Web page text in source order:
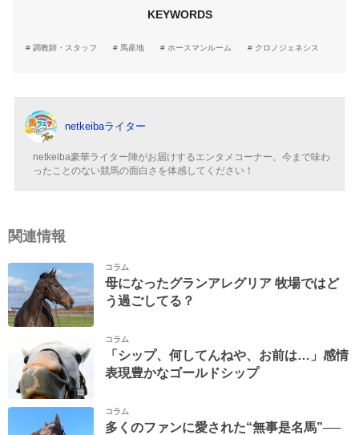
KEYWORDS
調教師・スタッフ 馬産地 ホースマンルーム クロノジェネシス
netkeibaライター
netkeiba豪華ライター陣がお届けするエンタメコーナー。今まで味わ
ったことのない競馬の面白さを体感してください！
関連情報
コラム
母になったグランアレグリア 牧場ではど
う過ごしてる？
コラム
「シップ、何してんねや、お前は…」感情
表現豊かなゴールドシップ
コラム
多くのファンに愛された“無事是名馬”──